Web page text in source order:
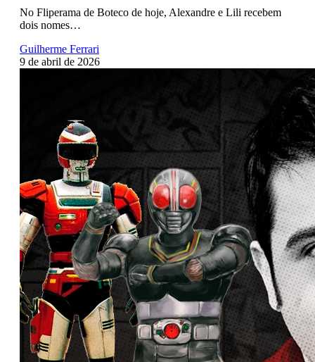
No Fliperama de Boteco de hoje, Alexandre e Lili recebem
dois nomes…
Guilherme Ferrari
9 de abril de 2026